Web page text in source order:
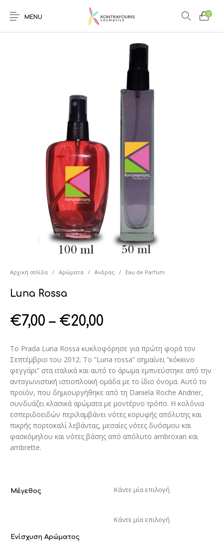
MENU
0
Αρχική σελίδα / Αρώματα / Άνδρας / Eau de Parfum
Luna Rossa
€7,00 – €20,00
Το Prada Luna Rossa κυκλοφόρησε για πρώτη φορά τον
Σεπτέμβριο του 2012. Το “Luna rossa” σημαίνει “κόκκινο
φεγγάρι” στα ιταλικά και αυτό το άρωμα εμπνεύστηκε από την
ανταγωνιστική ιστιοπλοϊκή ομάδα με το ίδιο όνομα. Αυτό το
προϊόν, που δημιουργήθηκε από τη Daniela Roche Andrier,
συνδυάζει κλασικά αρώματα με μοντέρνο τρόπο. Η κολόνια
εσπεριδοειδών περιλαμβάνει νότες κορυφής απόλυτης και
πικρής πορτοκαλί λεβάντας, μεσαίες νότες δυόσμου και
φασκόμηλου και νότες βάσης από απόλυτο ambroxan και
ambrette.
Μέγεθος
Ενίσχυση Αρώματος